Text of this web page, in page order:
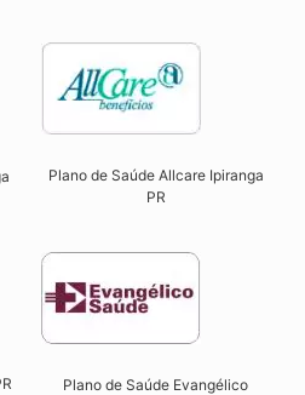
Plano de Saúde Allcare Ipiranga
PR​
Plano de Saúde Evangélico